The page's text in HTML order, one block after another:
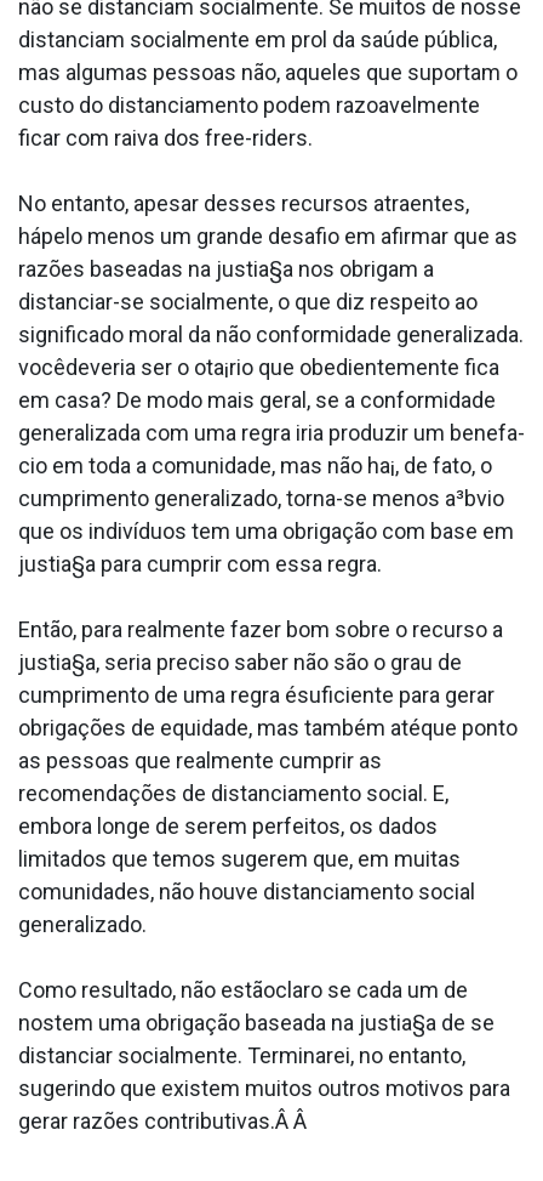
não se distanciam socialmente. Se muitos de nosse
distanciam socialmente em prol da saúde pública,
mas algumas pessoas não, aqueles que suportam o
custo do distanciamento podem razoavelmente
ficar com raiva dos free-riders.
No entanto, apesar desses recursos atraentes,
hápelo menos um grande desafio em afirmar que as
razões baseadas na justia§a nos obrigam a
distanciar-se socialmente, o que diz respeito ao
significado moral da não conformidade generalizada.
vocêdeveria ser o ota¡rio que obedientemente fica
em casa? De modo mais geral, se a conformidade
generalizada com uma regra iria produzir um benefa­
cio em toda a comunidade, mas não ha¡, de fato, o
cumprimento generalizado, torna-se menos a³bvio
que os indivíduos tem uma obrigação com base em
justia§a para cumprir com essa regra.
Então, para realmente fazer bom sobre o recurso a
justia§a, seria preciso saber não são o grau de
cumprimento de uma regra ésuficiente para gerar
obrigações de equidade, mas também atéque ponto
as pessoas que realmente cumprir as
recomendações de distanciamento social. E,
embora longe de serem perfeitos, os dados
limitados que temos sugerem que, em muitas
comunidades, não houve distanciamento social
generalizado.
Como resultado, não estãoclaro se cada um de
nostem uma obrigação baseada na justia§a de se
distanciar socialmente. Terminarei, no entanto,
sugerindo que existem muitos outros motivos para
gerar razões contributivas.Â Â